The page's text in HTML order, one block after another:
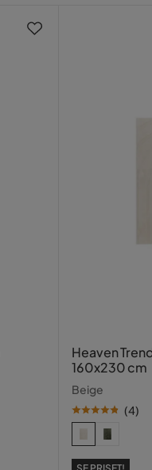
Heaven
160x230 cm
Beige
(4)